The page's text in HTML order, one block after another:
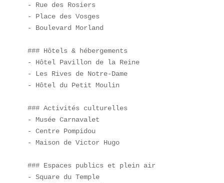
- Rue des Rosiers
- Place des Vosges
- Boulevard Morland
### Hôtels & hébergements
- Hôtel Pavillon de la Reine
- Les Rives de Notre-Dame
- Hôtel du Petit Moulin
### Activités culturelles
- Musée Carnavalet
- Centre Pompidou
- Maison de Victor Hugo
### Espaces publics et plein air
- Square du Temple